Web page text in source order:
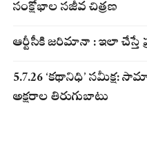
సంక్షోభాల సజీవ చిత్రణ
ఆర్టీసీకి జరిమానా : ఇలా చేస్తే
5.7.26 ‘కథానిధి’ సమీక్ష:
అక్షరాల తిరుగుబాటు